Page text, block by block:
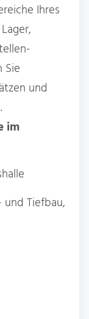
Ihres
Sie
und
im
Tiefbau,